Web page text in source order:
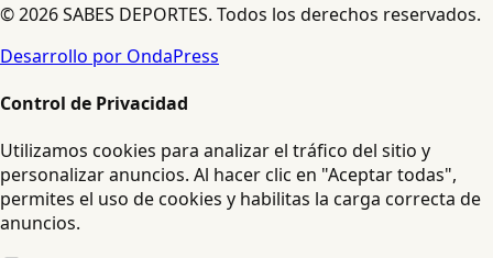
© 2026 SABES DEPORTES. Todos los derechos reservados.
Desarrollo por OndaPress
Control de Privacidad
Utilizamos cookies para analizar el tráfico del sitio y
personalizar anuncios. Al hacer clic en "Aceptar todas",
permites el uso de cookies y habilitas la carga correcta de
anuncios.